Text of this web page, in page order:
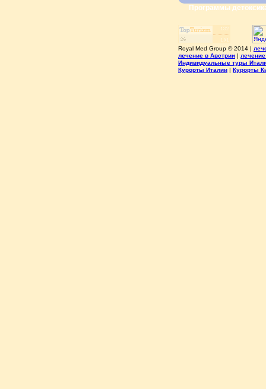
Программы
Royal Med Group © 2014 |
лечение в Австрии |
Индивидуальные туры
Курорты Италии | Курорты